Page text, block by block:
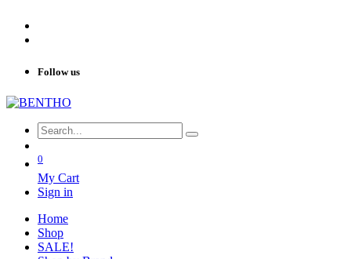
Follow us
0
My Cart
Sign in
Home
Shop
SALE!